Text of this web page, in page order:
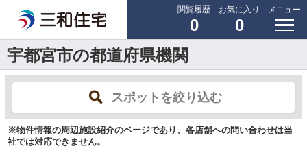
閲覧履歴
0
お気に入り
0
メニュー
宇都宮市の都道府県機関
スポットを絞り込む
※物件情報の周辺施設紹介のページであり、各店舗への問い合わせは当
社では対応できません。